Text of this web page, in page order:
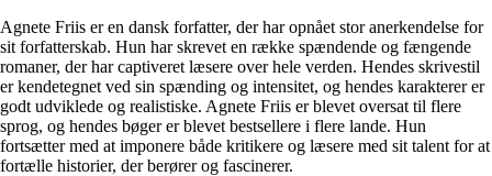
Agnete Friis er en dansk forfatter, der har opnået stor anerkendelse for
sit forfatterskab. Hun har skrevet en række spændende og fængende
romaner, der har captiveret læsere over hele verden. Hendes skrivestil
er kendetegnet ved sin spænding og intensitet, og hendes karakterer er
godt udviklede og realistiske. Agnete Friis er blevet oversat til flere
sprog, og hendes bøger er blevet bestsellere i flere lande. Hun
fortsætter med at imponere både kritikere og læsere med sit talent for at
fortælle historier, der berører og fascinerer.